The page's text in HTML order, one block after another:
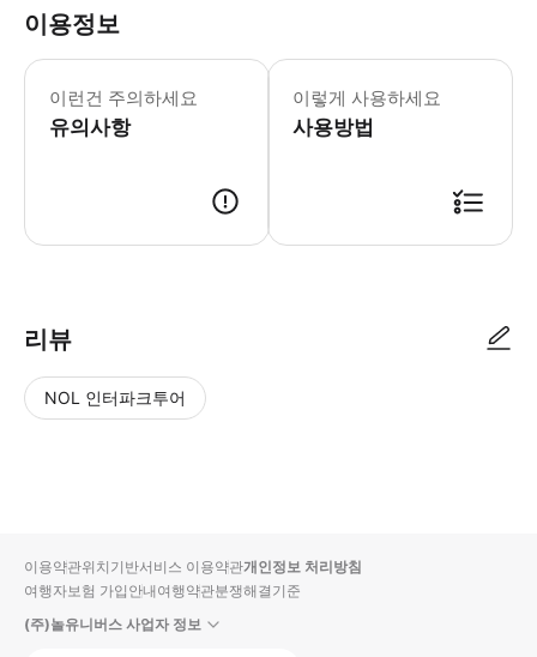
이용정보
이런건 주의하세요
유의사항
이렇게 사용하세요
사용방법
리뷰
NOL 인터파크투어
입니
다.
순
상
이용약관위치기반서비스 이용약관개인정보 처리방침
여행자보험 가입안내여행약관분쟁해결기준
(주)놀유니버스 사업자 정보